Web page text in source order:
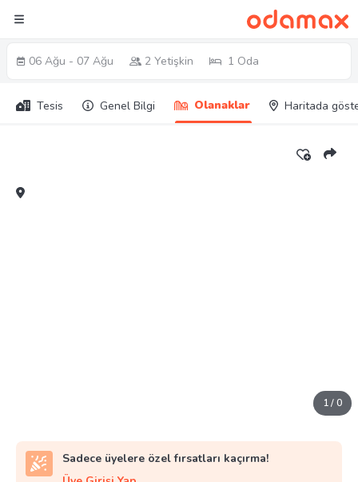
06 Ağu - 07 Ağu 2 Yetişkin 1 Oda
Tesis Genel Bilgi Olanaklar Haritada
1/0
Sadece üyelere özel fırsatları kaçırma!